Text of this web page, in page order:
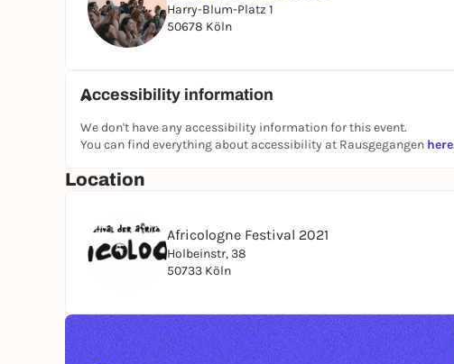
Harry-Blum-Platz 1
50678 Köln
Accessibility information
We don't have any accessibility information for this event.
You can find everything about accessibility at Rausgegangen here.
Location
Africologne Festival 2021
Holbeinstr, 38
50733 Köln